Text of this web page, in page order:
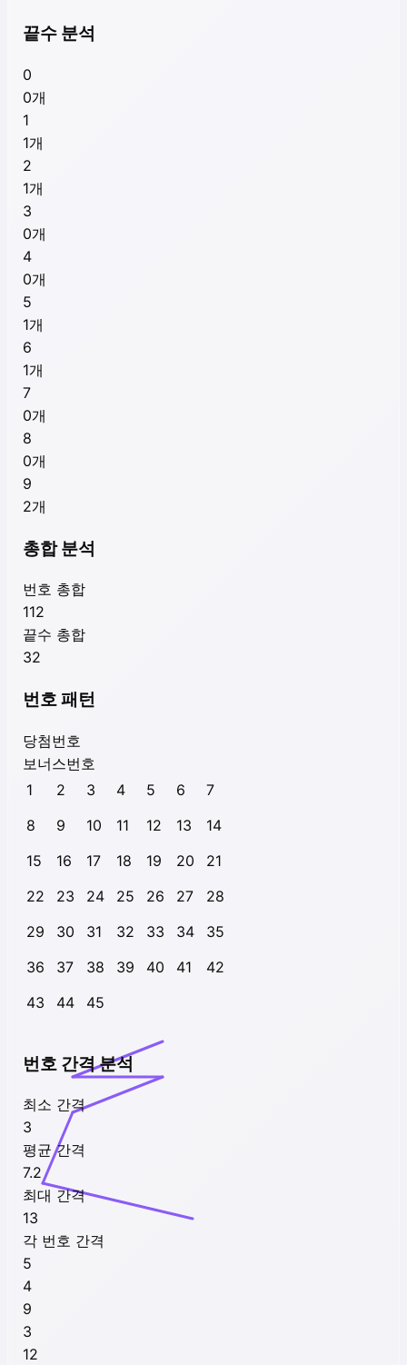
끝수 분석
0
0개
1
1개
2
1개
3
0개
4
0개
5
1개
6
1개
7
0개
8
0개
9
2개
총합 분석
번호 총합
112
끝수 총합
32
번호 패턴
당첨번호
보너스번호
1
2 3 4 5 6
7
8
9 10 11 12 13
14
15
16 17 18 19 20
21
22
23 24 25 26 27
28
29
30 31 32 33 34
35
36
37 38 39 40 41
42
43
44 45
번호 간격 분석
최소 간격
3
평균 간격
7.2
최대 간격
13
각 번호 간격
5
4
9
3
12